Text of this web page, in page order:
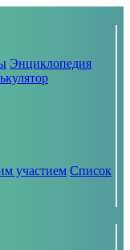
Энциклопедия
участием Список